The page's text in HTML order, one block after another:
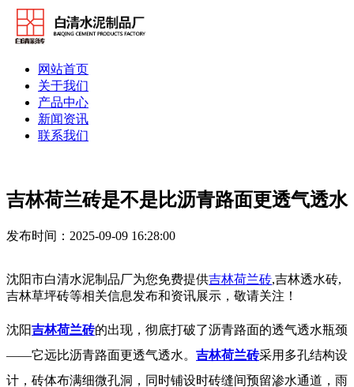
网站首页
关于我们
产品中心
新闻资讯
联系我们
吉林荷兰砖是不是比沥青路面更透气透水
发布时间：2025-09-09 16:28:00
沈阳市白清水泥制品厂为您免费提供吉林荷兰砖,吉林透水砖,
吉林草坪砖等相关信息发布和资讯展示，敬请关注！
沈阳吉林荷兰砖的出现，彻底打破了沥青路面的透气透水瓶颈
——它远比沥青路面更透气透水。 吉林荷兰砖采用多孔结构设
计，砖体布满细微孔洞，同时铺设时砖缝间预留渗水通道，雨